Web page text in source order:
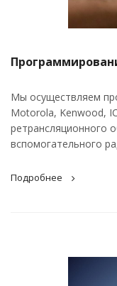
Мы осуществляем
Motorola, Kenwood,
ретрансляционного
вспомогательного
Подробнее